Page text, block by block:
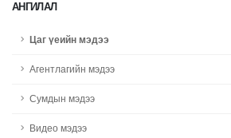
АНГИЛАЛ
Цаг үеийн мэдээ
Агентлагийн мэдээ
Сумдын мэдээ
Видео мэдээ